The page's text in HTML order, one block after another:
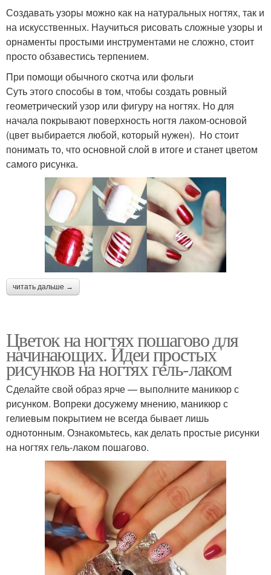
Создавать узоры можно как на натуральных ногтях, так и
на искусственных. Научиться рисовать сложные узоры и
орнаменты простыми инструментами не сложно, стоит
просто обзавестись терпением.
При помощи обычного скотча или фольги
Суть этого способы в том, чтобы создать ровный
геометрический узор или фигуру на ногтях. Но для
начала покрывают поверхность ногтя лаком-основой
(цвет выбирается любой, который нужен). Но стоит
понимать то, что основной слой в итоге и станет цветом
самого рисунка.
читать дальше →
Цветок на ногтях пошагово для
начинающих. Идеи простых
рисунков на ногтях гель-лаком
Сделайте свой образ ярче — выполните маникюр с
рисунком. Вопреки досужему мнению, маникюр с
гелиевым покрытием не всегда бывает лишь
однотонным. Ознакомьтесь, как делать простые рисунки
на ногтях гель-лаком пошагово.